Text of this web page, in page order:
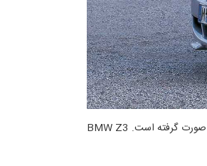
BMW Z3 کوپه نخستین محصول در این رده است که اولین‌بار در سال 1996 تولید شد. طراحی این خودرو نیز توسط جوجی ناگاشیما بر اساس مدل سری 3 با کد اتاق E36 صورت گرفته است. BMW Z3